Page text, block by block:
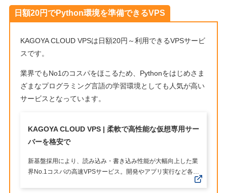
日額20円でPython環境を準備できるVPS
KAGOYA CLOUD VPSは日額20円～利用できるVPSサービ
スです。
業界でもNo1のコスパをほこるため、Pythonをはじめさま
ざまなプログラミング言語の学習環境としても人気が高い
サービスとなっています。
KAGOYA CLOUD VPS | 柔軟で高性能な仮想専用サー
バーを格安で
新基盤採用により、読み込み・書き込み性能が大幅向上した業
界No.1コスパの高速VPSサービス。開発やアプリ実行など各種